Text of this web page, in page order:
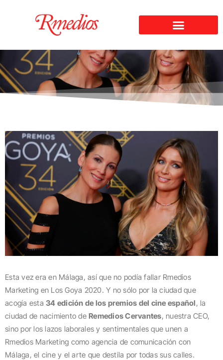
Esta vez era en Málaga, así que no podía fallar Rmedios
Marketing en Los Goya 2020. Y no sólo por la ciudad que
acogía esta 34 edición de los premios del cine español, la
ciudad de nacimiento de Remedios Cervantes, nuestra CEO,
sino por los lazos laborales y sentimentales que unen a
Rmedios Marketing como agencia de comunicación con
Málaga, el cine y el arte que destila por todas sus calles.